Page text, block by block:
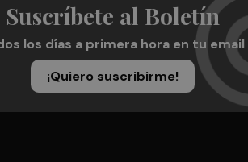
Suscríbete al Boletín
los días a primera hora en tu email
¡Quiero suscribirme!